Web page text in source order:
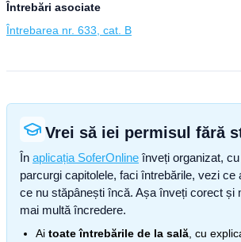
Întrebări asociate
Întrebarea nr. 633, cat. B
Vrei să iei permisul fără
În aplicația SoferOnline înveți organizat,
parcurgi capitolele, faci întrebările, vezi ce
ce nu stăpânești încă. Așa înveți corect și
mai multă încredere.
Ai toate întrebările de la sală , cu